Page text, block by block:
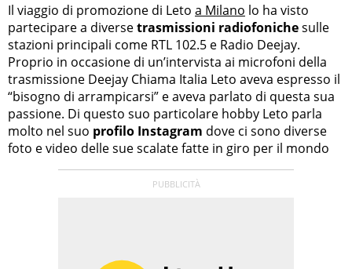
Il viaggio di promozione di Leto a Milano lo ha visto
partecipare a diversetrasmissioni radiofonichesulle
stazioni principali come RTL 102.5 e Radio Deejay.
Proprio in occasione di un’intervista ai microfoni della
trasmissione Deejay Chiama Italia Leto aveva espresso il
“bisogno di arrampicarsi” e aveva parlato di questa sua
passione. Di questo suo particolare hobby Leto parla
molto nel suo profilo Instagram dove ci sono diverse
foto e video delle sue scalate fatte in giro per il mondo